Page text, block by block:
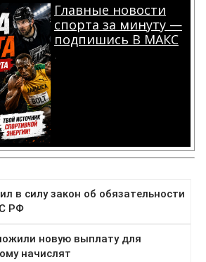
Главные новости
спорта за минуту —
подпишись В МАКС
.